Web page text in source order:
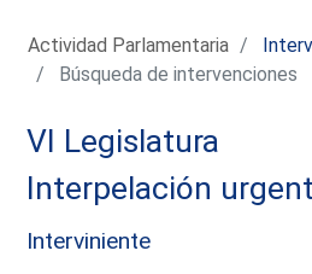
Actividad Parlamentaria
Búsqueda de intervenciones
VI Legislatura
Interpelación
Interviniente